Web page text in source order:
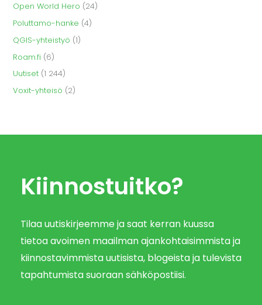
Open World Hero (24)
Poluttamo-hanke (4)
QGIS-yhteistyö (1)
Roam.fi (6)
Uutiset (1 244)
Voxit-yhteisö (2)
Kiinnostuitko?
Tilaa uutiskirjeemme ja saat kerran kuussa
tietoa avoimen maailman ajankohtaisimmista ja
kiinnostavimmista uutisista, blogeista ja tulevista
tapahtumista suoraan sähköpostiisi.